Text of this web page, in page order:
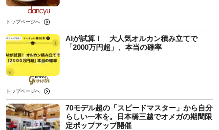
トップページへ
AIが試算！ 大人気オルカン積み立てで
「2000万円超」、本当の確率
トップページへ
70モデル超の「スピードマスター」から自分
らしい一本を。日本橋三越でオメガの期間限
定ポップアップ開催